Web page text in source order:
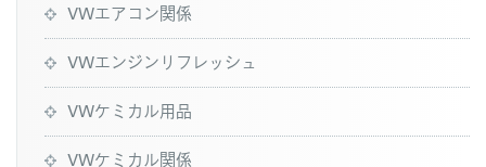
VWエアコン関係
VWエンジンリフレッシュ
VWケミカル用品
VWケミカル関係